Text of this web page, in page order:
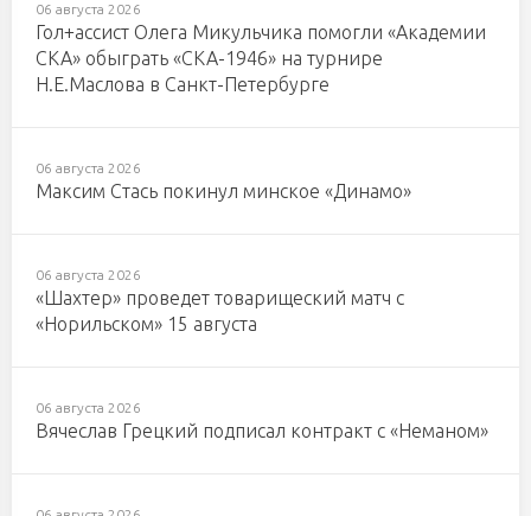
06 августа 2026
Гол+ассист Олега Микульчика помогли «Академии
СКА» обыграть «СКА-1946» на турнире
Н.Е.Маслова в Санкт-Петербурге
06 августа 2026
Максим Стась покинул минское «Динамо»
06 августа 2026
«Шахтер» проведет товарищеский матч с
«Норильском» 15 августа
06 августа 2026
Вячеслав Грецкий подписал контракт с «Неманом»